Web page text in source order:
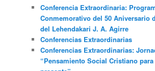
Conferencia Extraordinaria:
Conmemorativo del 50 Aniversario
del Lehendakari J. A. Agirre
Conferencias Extraordinarias
Conferencias Extraordinarias:
“Pensamiento Social Cristiano